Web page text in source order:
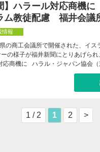
】ハラール対応商機
教徒配慮 福井会議
情報
の商工会議所で開催された、イス
の様子が福井新聞にとりあげら
応商機に ハラル・ジャパン協会（
1 / 2 1 2 >